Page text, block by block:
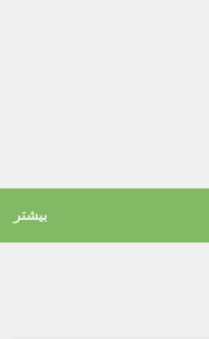
بیشتر